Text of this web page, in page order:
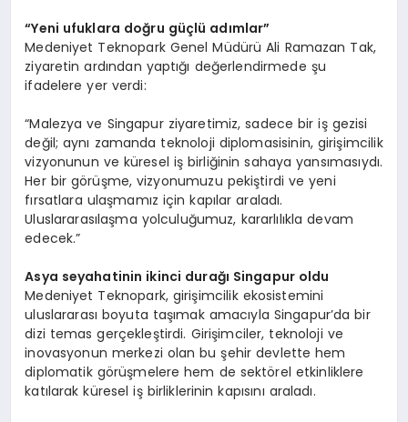
“Yeni ufuklara doğru güçlü adımlar”
Medeniyet Teknopark Genel Müdürü Ali Ramazan Tak,
ziyaretin ardından yaptığı değerlendirmede şu
ifadelere yer verdi:
“Malezya ve Singapur ziyaretimiz, sadece bir iş gezisi
değil; aynı zamanda teknoloji diplomasisinin, girişimcilik
vizyonunun ve küresel iş birliğinin sahaya yansımasıydı.
Her bir görüşme, vizyonumuzu pekiştirdi ve yeni
fırsatlara ulaşmamız için kapılar araladı.
Uluslararasılaşma yolculuğumuz, kararlılıkla devam
edecek.”
Asya seyahatinin ikinci durağı Singapur oldu
Medeniyet Teknopark, girişimcilik ekosistemini
uluslararası boyuta taşımak amacıyla Singapur’da bir
dizi temas gerçekleştirdi. Girişimciler, teknoloji ve
inovasyonun merkezi olan bu şehir devlette hem
diplomatik görüşmelere hem de sektörel etkinliklere
katılarak küresel iş birliklerinin kapısını araladı.